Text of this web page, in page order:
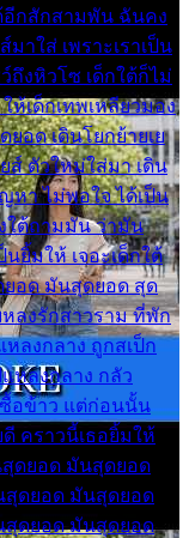
อีกสักสามพัน ฉันคง
าใส่ เพราะเราเป็น
ถึงหิวโซ เด็กใต้ก็ไม่
เด็กเทพเหลียวมอง
อด เดินโยกย้ายเย
ส์ ตัวใหม่ใส่มา เดิน
หา ไม่พอใจ ได้เป็น
ใต้ถามมัน ว่ามัน
ยิ้มให้ เจอะเด็กใต้
ยอด มันสุดยอด สุด
ลงรักสาวราม ที่พัก
หลงกลาง ถูกสเป็ก
หลงกลาง กลัว
ซื้อข้าว แต่ก่อนนั้น
ดี คราวนี้เธอยิ้มให้
ดยอด มันสุดยอด
ดยอด มันสุดยอด
ดยอด มันสุดยอด